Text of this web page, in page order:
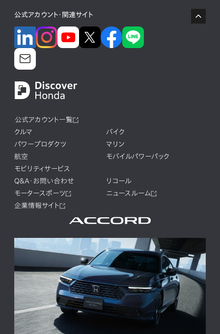
公式アカウント・関連サイト
公式アカウント一覧
クルマ
バイク
パワープロダクツ
マリン
航空
モバイルパワーパック
モビリティサービス
Q&A・お問い合わせ
リコール
モータースポーツ
ニュースルーム
企業情報サイト